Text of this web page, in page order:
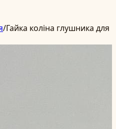
/Гайка коліна глушника для